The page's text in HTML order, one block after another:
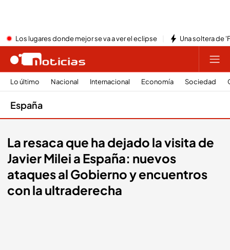
Los lugares donde mejor se va a ver el eclipse Una soltera de
Lo último Nacional Internacional Economía Sociedad
España
La resaca que ha dejado la visita de
Javier Milei a España: nuevos
ataques al Gobierno y encuentros
con la ultraderecha